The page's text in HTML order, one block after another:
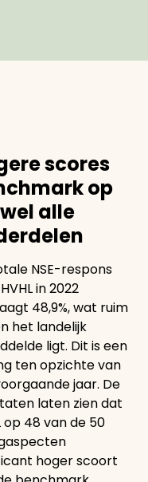
scores
op
alle
NSE-respons
in 2022
48,9%, wat ruim
het landelijk
ligt. Dit is een
ten opzichte van
jaar. De
laten zien dat
op 48 van de 50
hoger scoort